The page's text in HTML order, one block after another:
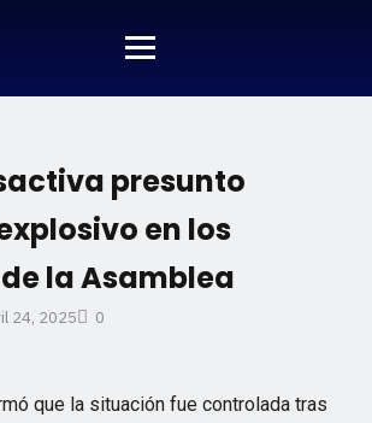
presunto
en los
la Asamblea
24, 2025 0
que la situación fue controlada tras